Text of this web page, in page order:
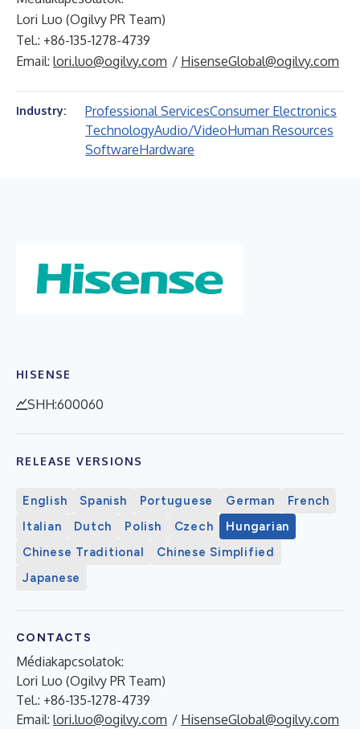
Lori Luo (Ogilvy PR Team)
Tel.: +86-135-1278-4739
Email: lori.luo@ogilvy.com / HisenseGlobal@ogilvy.com
Industry: Professional ServicesConsumer Electronics
TechnologyAudio/VideoHuman Resources
SoftwareHardware
HISENSE
SHH:600060
RELEASE VERSIONS
English Spanish Portuguese German
French
Italian
Dutch Polish Czech
Hungarian
Chinese Traditional
Chinese Simplified
Japanese
CONTACTS
Médiakapcsolatok:
Lori Luo (Ogilvy PR Team)
Tel.: +86-135-1278-4739
Email: lori.luo@ogilvy.com / HisenseGlobal@ogilvy.com